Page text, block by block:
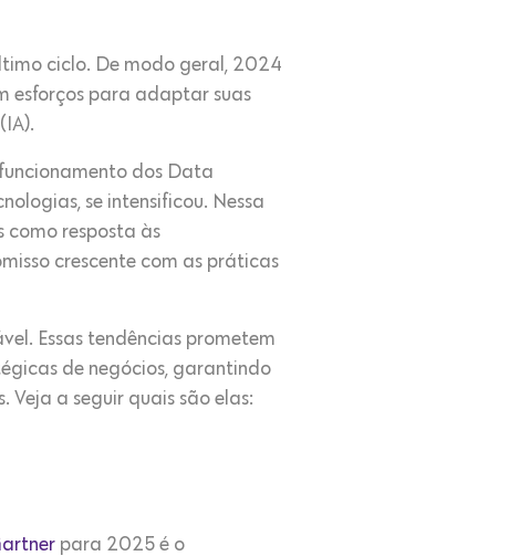
ciclo. De modo geral, 2024
esforços para adaptar suas
dos Data
se intensificou. Nessa
como resposta às
crescente com as práticas
Essas tendências prometem
de negócios, garantindo
a seguir quais são elas:
para 2025 é o